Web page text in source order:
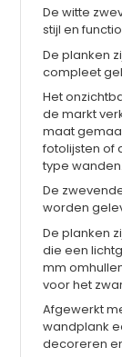
De witte z
stijl en
De planken
compleet
Het
de markt
maat
fotolijsten of
type wanden.
De
worden
De planken
die een
mm
voor het
Afgewerkt
wandplank
decoreren